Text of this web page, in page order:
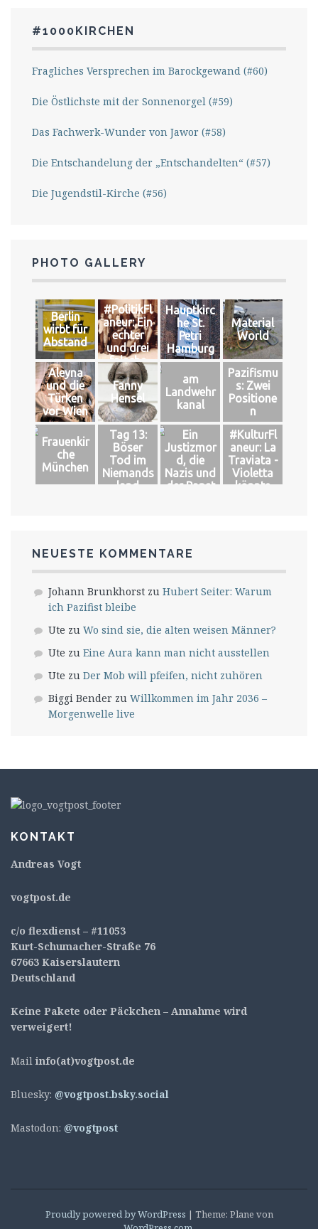
#1000KIRCHEN
Fragliches Versprechen im Barockgewand (#60)
Die Östlichste mit der Sonnenorgel (#59)
Das Fachwerk-Wunder von Jawor (#58)
Die Entschandelung der „Entschandelten“ (#57)
Die Jugendstil-Kirche (#56)
PHOTO GALLERY
Berlin
wirbt für
Abstand
#PolitikFl
aneur: Ein
echter
und drei
falsche
Könige
Hauptkirc
he St.
Petri
Hamburg
Material
World
Aleyna
und die
Türken
vor Wien
Fanny
Hensel
am
Landwehr
kanal
Pazifismu
s: Zwei
Positione
n
Frauenkir
che
München
Tag 13:
Böser
Tod im
Niemands
land
Ein
Justizmor
d, die
Nazis und
der Papst
#KulturFl
aneur: La
Traviata -
Violetta
könnte
NEUESTE KOMMENTARE
Johann Brunkhorst zu Hubert Seiter: Warum
ich Pazifist bleibe
Ute zu Wo sind sie, die alten weisen Männer?
Ute zu Eine Aura kann man nicht ausstellen
Ute zu Der Mob will pfeifen, nicht zuhören
Biggi Bender zu Willkommen im Jahr 2036 –
Morgenwelle live
KONTAKT
Andreas Vogt
vogtpost.de
c/o flexdienst – #11053
Kurt-Schumacher-Straße 76
67663 Kaiserslautern
Deutschland
Keine Pakete oder Päckchen – Annahme wird
verweigert!
Mail info(at)vogtpost.de
Bluesky: @vogtpost.bsky.social
Mastodon: @vogtpost
Proudly powered by WordPress | Theme: Plane von